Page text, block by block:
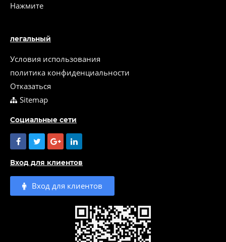
Нажмите
легальный
Условия использования
политика конфиденциальности
Отказаться
Sitemap
Социальные сети
Вход для клиентов
Вход для клиентов